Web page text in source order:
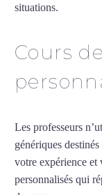
situations.
Cours
Les professeurs
génériques
votre expérience et
personnalisés qui